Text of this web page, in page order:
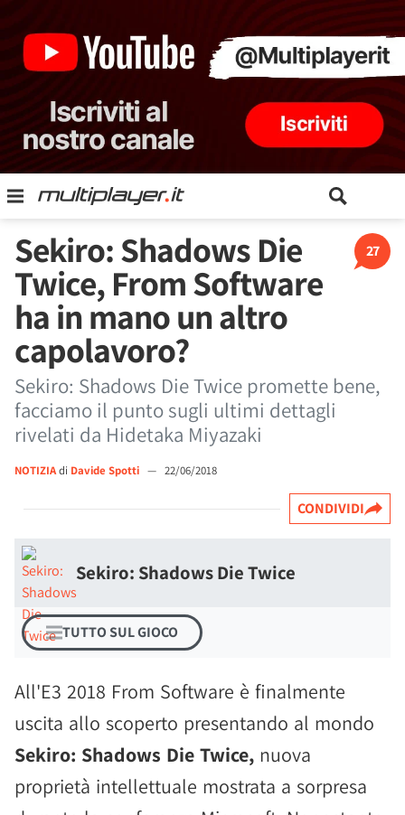
27
Sekiro: Shadows Die
Twice, From Software
ha in mano un altro
capolavoro?
Sekiro: Shadows Die Twice promette bene,
facciamo il punto sugli ultimi dettagli
rivelati da Hidetaka Miyazaki
NOTIZIAdi Davide Spotti — 22/06/2018
CONDIVIDI
Sekiro: Shadows Die Twice
TUTTO SUL GIOCO
All'E3 2018 From Software è finalmente
uscita allo scoperto presentando al mondo
Sekiro: Shadows Die Twice, nuova
proprietà intellettuale mostrata a sorpresa